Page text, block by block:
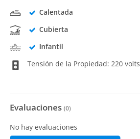
Calentada
Cubierta
Infantil
Tensión de la Propiedad: 220 volts
Evaluaciones (0)
No hay evaluaciones